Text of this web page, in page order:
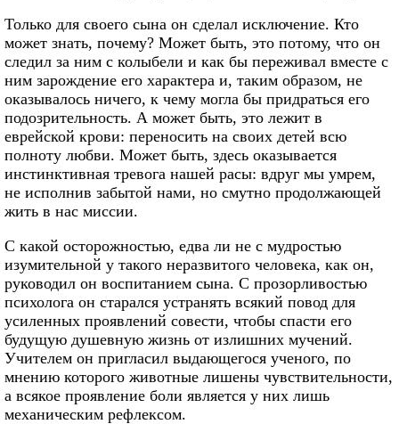
Только для своего сына он сделал исключение. Кто
может знать, почему? Может быть, это потому, что он
следил за ним с колыбели и как бы переживал вместе с
ним зарождение его характера и, таким образом, не
оказывалось ничего, к чему могла бы придраться его
подозрительность. А может быть, это лежит в
еврейской крови: переносить на своих детей всю
полноту любви. Может быть, здесь оказывается
инстинктивная тревога нашей расы: вдруг мы умрем,
не исполнив забытой нами, но смутно продолжающей
жить в нас миссии.
С какой осторожностью, едва ли не с мудростью
изумительной у такого неразвитого человека, как он,
руководил он воспитанием сына. С прозорливостью
психолога он старался устранять всякий повод для
усиленных проявлений совести, чтобы спасти его
будущую душевную жизнь от излишних мучений.
Учителем он пригласил выдающегося ученого, по
мнению которого животные лишены чувствительности,
а всякое проявление боли является у них лишь
механическим рефлексом.